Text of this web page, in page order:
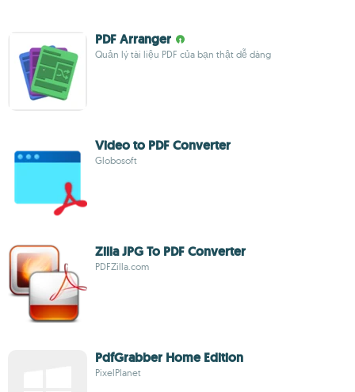
PDF Arranger
Quản lý tài liệu PDF của bạn thật dễ dàng
Video to PDF Converter
Globosoft
Zilla JPG To PDF Converter
PDFZilla.com
PdfGrabber Home Edition
PixelPlanet